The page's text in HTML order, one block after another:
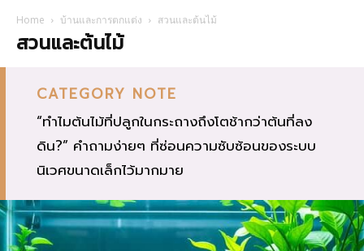
Home บ้านและการตกแต่ง สวนและต้นไม้
สวนและต้นไม้
CATEGORY NOTE
“ทำไมต้นไม้ที่ปลูกในกระถางถึงโตช้ากว่าต้นที่ลง
ดิน?” คำถามง่ายๆ ที่ซ่อนความซับซ้อนของระบบ
นิเวศขนาดเล็กไว้มากมาย